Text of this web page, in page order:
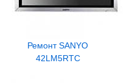
Ремонт SANYO
42LM5RTC